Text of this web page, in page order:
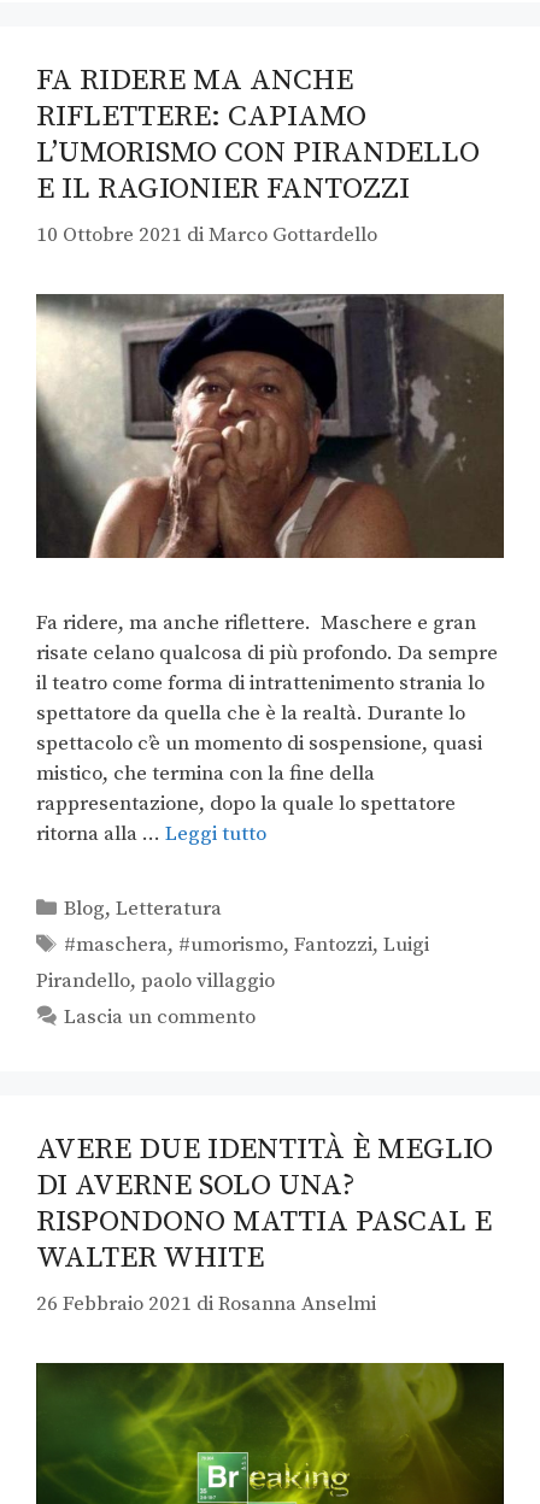
FA RIDERE MA ANCHE
RIFLETTERE: CAPIAMO
L’UMORISMO CON PIRANDELLO
E IL RAGIONIER FANTOZZI
10 Ottobre 2021 diMarco Gottardello
Fa ridere, ma anche riflettere. Maschere e gran
risate celano qualcosa di più profondo. Da sempre
il teatro come forma di intrattenimento strania lo
spettatore da quella che è la realtà. Durante lo
spettacolo c’è un momento di sospensione, quasi
mistico, che termina con la fine della
rappresentazione, dopo la quale lo spettatore
ritorna alla … Leggi tutto
Blog,Letteratura
#maschera, #umorismo,Fantozzi,Luigi
Pirandello, paolo villaggio
Lascia un commento
AVERE DUE IDENTITÀ È MEGLIO
DI AVERNE SOLO UNA?
RISPONDONO MATTIA PASCAL E
WALTER WHITE
26 Febbraio 2021 diRosanna Anselmi